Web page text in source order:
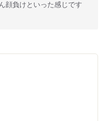
顔負けといった感じです